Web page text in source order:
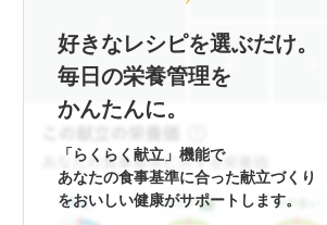
好きなレシピを選ぶだけ。
毎日の栄養管理を
かんたんに。
「らくらく献立」機能で
あなたの食事基準に合った献立づくり
をおいしい健康がサポートします。